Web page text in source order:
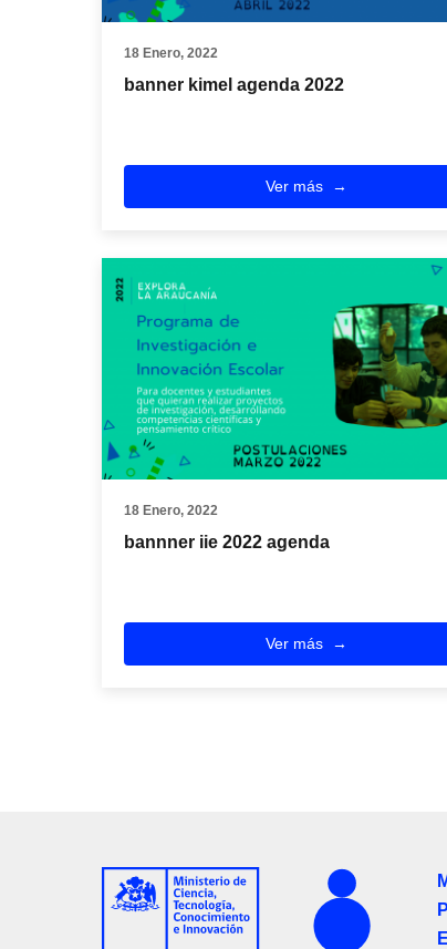
18 Enero, 2022
banner kimel agenda 2022
Ver más
18 Enero, 2022
bannner iie 2022 agenda
Ver más